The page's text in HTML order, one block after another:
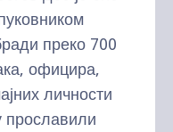
преко 700
официра,
личности
прославили